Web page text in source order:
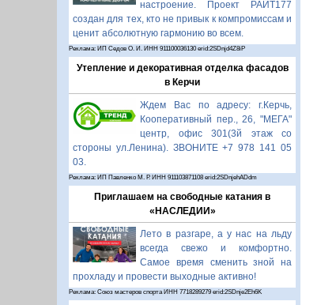
настроение. Проект РАЙТ177
создан для тех, кто не привык к компромиссам и
ценит абсолютную гармонию во всем.
Реклама: ИП Седов О. И. ИНН 911100036130 erid:2SDnjd4Z8iP
Утепление и декоративная отделка фасадов
в Керчи
Ждем Вас по адресу: г.Керчь,
Кооперативный пер., 26, "МЕГА"
центр, офис 301(3й этаж со
стороны ул.Ленина). ЗВОНИТЕ +7 978 141 05
03.
Реклама: ИП Павленко М. Р. ИНН 911103871108 erid:2SDnjehADdm
Приглашаем на свободные катания в
«НАСЛЕДИИ»
Лето в разгаре, а у нас на льду
всегда свежо и комфортно.
Самое время сменить зной на
прохладу и провести выходные активно!
Реклама: Союз мастеров спорта ИНН 7718289279 erid:2SDnje2Eh6K